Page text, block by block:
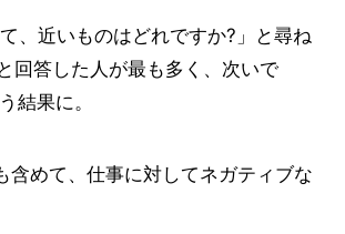
、近いものはどれですか?」と尋ね
回答した人が最も多く、次いで
結果に。
含めて、仕事に対してネガティブな